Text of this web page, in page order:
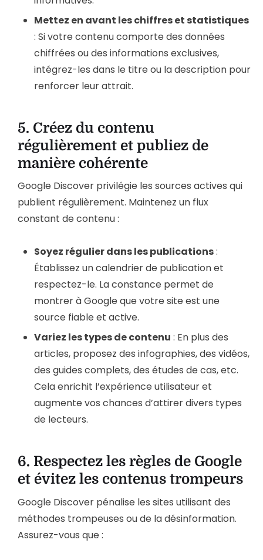
Mettez en avant les chiffres et statistiques
: Si votre contenu comporte des données
chiffrées ou des informations exclusives,
intégrez-les dans le titre ou la description pour
renforcer leur attrait.
5. Créez du contenu
régulièrement et publiez de
manière cohérente
Google Discover privilégie les sources actives qui
publient régulièrement. Maintenez un flux
constant de contenu :
Soyez régulier dans les publications:
Établissez un calendrier de publication et
respectez-le. La constance permet de
montrer à Google que votre site est une
source fiable et active.
Variez les types de contenu : En plus des
articles, proposez des infographies, des vidéos,
des guides complets, des études de cas, etc.
Cela enrichit l’expérience utilisateur et
augmente vos chances d’attirer divers types
de lecteurs.
6. Respectez les règles de Google
et évitez les contenus trompeurs
Google Discover pénalise les sites utilisant des
méthodes trompeuses ou de la désinformation.
Assurez-vous que :